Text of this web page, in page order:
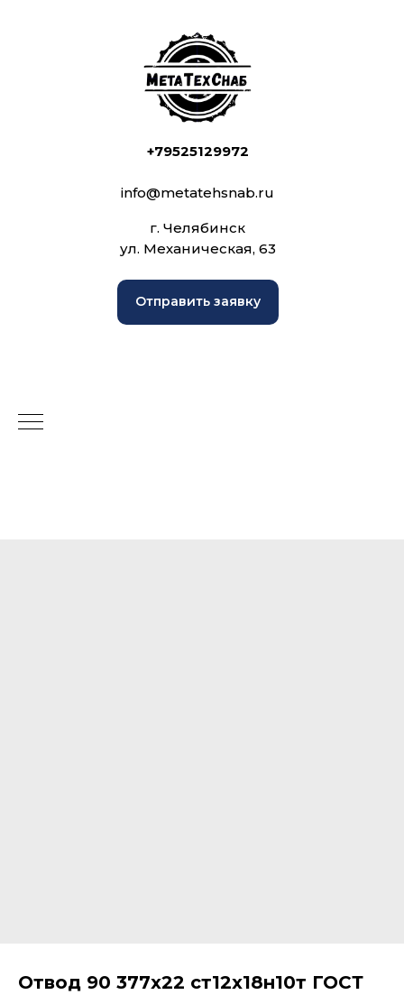
+79525129972
info@metatehsnab.ru
г. Челябинск
ул. Механическая, 63
Отправить заявку
Отвод 90 377х22 ст12х18н10т ГОСТ